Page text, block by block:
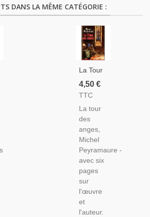
DANS LA MÊME CATÉGORIE :
La Tour
Des
Anges,
Peyramaure,
1997 -
Papes À
Avignon,
Pape,
XIVe
Siècle,
4,50 €
TTC
La tour
des
anges,
Michel
Peyramaure -
avec six
pages
sur
l'œuvre
et
l'auteur.